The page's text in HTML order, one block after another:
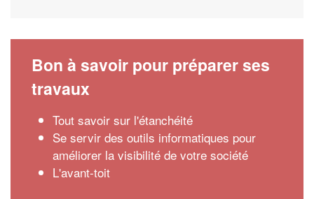
Bon à savoir pour préparer ses
travaux
Tout savoir sur l'étanchéité
Se servir des outils informatiques pour
améliorer la visibilité de votre société
L'avant-toit